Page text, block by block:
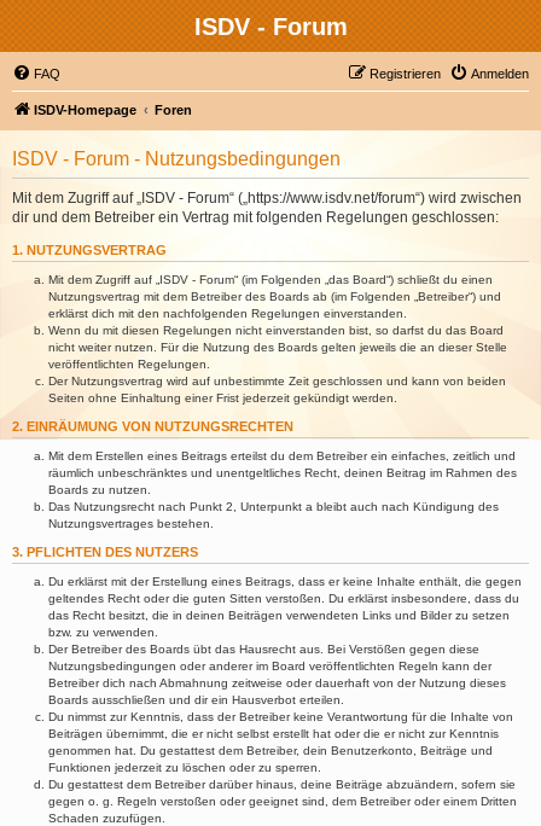
ISDV - Forum
FAQ Anmelden
Registrieren
ISDV-Homepage Foren
ISDV - Forum - Nutzungsbedingungen
Mit dem Zugriff auf „ISDV - Forum“ („https://www.isdv.net/forum“) wird zwischen
dir und dem Betreiber ein Vertrag mit folgenden Regelungen geschlossen:
1. NUTZUNGSVERTRAG
Mit dem Zugriff auf „ISDV - Forum“ (im Folgenden „das Board“) schließt du einen
Nutzungsvertrag mit dem Betreiber des Boards ab (im Folgenden „Betreiber“) und
erklärst dich mit den nachfolgenden Regelungen einverstanden.
Wenn du mit diesen Regelungen nicht einverstanden bist, so darfst du das Board
nicht weiter nutzen. Für die Nutzung des Boards gelten jeweils die an dieser Stelle
veröffentlichten Regelungen.
Der Nutzungsvertrag wird auf unbestimmte Zeit geschlossen und kann von beiden
Seiten ohne Einhaltung einer Frist jederzeit gekündigt werden.
2. EINRÄUMUNG VON NUTZUNGSRECHTEN
Mit dem Erstellen eines Beitrags erteilst du dem Betreiber ein einfaches, zeitlich und
räumlich unbeschränktes und unentgeltliches Recht, deinen Beitrag im Rahmen des
Boards zu nutzen.
Das Nutzungsrecht nach Punkt 2, Unterpunkt a bleibt auch nach Kündigung des
Nutzungsvertrages bestehen.
3. PFLICHTEN DES NUTZERS
Du erklärst mit der Erstellung eines Beitrags, dass er keine Inhalte enthält, die gegen
geltendes Recht oder die guten Sitten verstoßen. Du erklärst insbesondere, dass du
das Recht besitzt, die in deinen Beiträgen verwendeten Links und Bilder zu setzen
bzw. zu verwenden.
Der Betreiber des Boards übt das Hausrecht aus. Bei Verstößen gegen diese
Nutzungsbedingungen oder anderer im Board veröffentlichten Regeln kann der
Betreiber dich nach Abmahnung zeitweise oder dauerhaft von der Nutzung dieses
Boards ausschließen und dir ein Hausverbot erteilen.
Du nimmst zur Kenntnis, dass der Betreiber keine Verantwortung für die Inhalte von
Beiträgen übernimmt, die er nicht selbst erstellt hat oder die er nicht zur Kenntnis
genommen hat. Du gestattest dem Betreiber, dein Benutzerkonto, Beiträge und
Funktionen jederzeit zu löschen oder zu sperren.
Du gestattest dem Betreiber darüber hinaus, deine Beiträge abzuändern, sofern sie
gegen o. g. Regeln verstoßen oder geeignet sind, dem Betreiber oder einem Dritten
Schaden zuzufügen.